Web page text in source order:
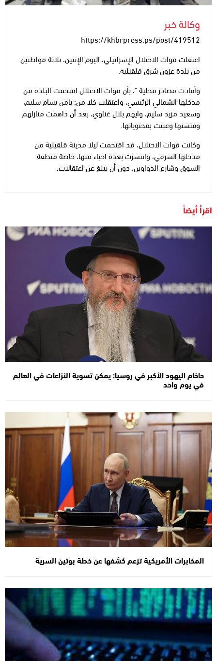
وكالة خبر
https://khbrpress.ps/post/419512
اعتقلت قوات الاحتلال الإسرائيلي، اليوم الإثنين، ثلاثة مواطنين
من بلدة عزون شرق قلقيلية.
وأفادت مصادر محلية "، بأن قوات الاحتلال اقتحمت البلدة من
مدخلها الشمالي الرئيسي، واعتقلت كلا من: يامن بسام سليم،
وسعيد مزيد سليم، وايهم بلال غناوي، بعد أن داهمت منازلهم
وفتشتها وعبثت بمحتوياتها.
وكانت قوات الاحتلال، قد اقتحمت ليلا مدينة قلقيلية من
مدخلها الشرقي، وانتشرت بعدة احياء منها، خاصة منطقة
السوق وشارع الدواوين، دون أن يبلغ عن اعتقالات.
اقرأ أيضاً
حاخام اليهود الأكبر في روسيا: يمكن تسوية النزاعات في العالم
في يوم واحد
المخابرات الأمريكية تزعم كشفها عن خطة بوتين السرية